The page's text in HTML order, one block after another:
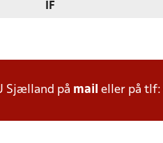
IF
Sjælland på mail eller på tlf: